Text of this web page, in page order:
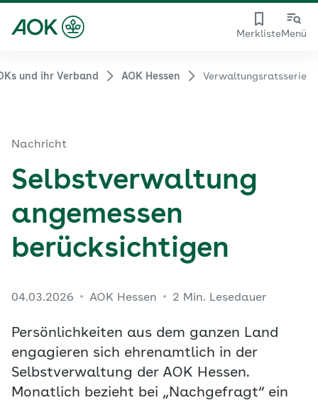
MerklisteMenü
und ihr Verband AOK Hessen Verwaltungsratsserie
Nachricht
Selbstverwaltung
angemessen
berücksichtigen
04.03.2026 AOK Hessen 2 Min. Lesedauer
Persönlichkeiten aus dem ganzen Land
engagieren sich ehrenamtlich in der
Selbstverwaltung der AOK Hessen.
Monatlich bezieht bei „Nachgefragt“ ein